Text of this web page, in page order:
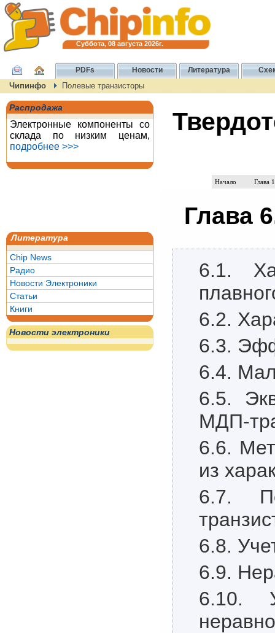
Суббота, 08 августа 2026г.
PDFs Новости Литература
Чипинфо Полевые транзисторы
Распродажа
Электронные компоненты со
склада по низким ценам,
подробнее >>>
Литература
Chip News
Радио
Новости Электроники
Статьи
Книги
Новости электроники
Начало Глава 1
Глава
6.1.
6.2.
6.3.
6.4.
6.5.
МДП-
6.6.
из
6.7.
6.8.
6.9.
6.10.